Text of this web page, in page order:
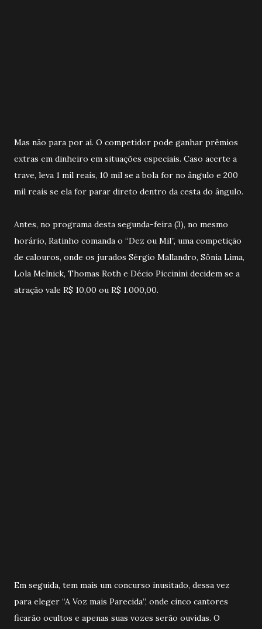
Mas não para por aí. O competidor pode ganhar prêmios
extras em dinheiro em situações especiais. Caso acerte a
trave, leva 1 mil reais, 10 mil se a bola for no ângulo e 200
mil reais se ela for parar direto dentro da cesta do ângulo.
Antes, no programa desta segunda-feira (3), no mesmo
horário, Ratinho comanda o “Dez ou Mil”, uma competição
de calouros, onde os jurados Sérgio Mallandro, Sônia Lima,
Lola Melnick, Thomas Roth e Décio Piccinini decidem se a
atração vale R$ 10,00 ou R$ 1.000,00.
Em seguida, tem mais um concurso inusitado, dessa vez
para eleger “A Voz mais Parecida”, onde cinco cantores
ficarão ocultos e apenas suas vozes serão ouvidas. O